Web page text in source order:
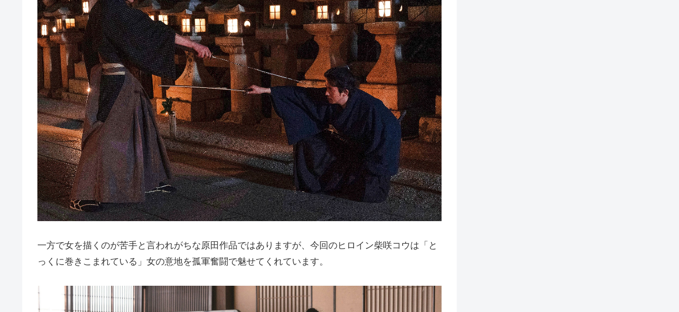
一方で女を描くのが苦手と言われがちな原田作品ではありますが、今回のヒロイン柴咲コウは「と
っくに巻きこまれている」女の意地を孤軍奮闘で魅せてくれています。